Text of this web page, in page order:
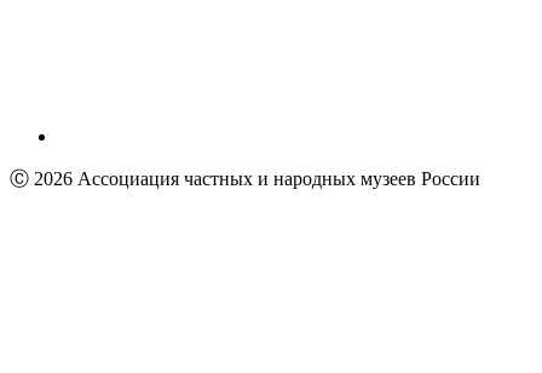
Ⓒ 2026 Ассоциация частных и народных музеев России